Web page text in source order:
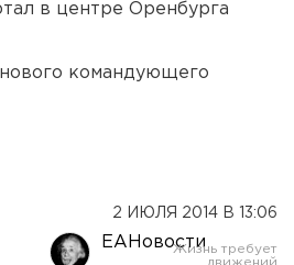
в центре Оренбурга
нового командующего
2 ИЮЛЯ 2014 В 13:06
ЕАНовости